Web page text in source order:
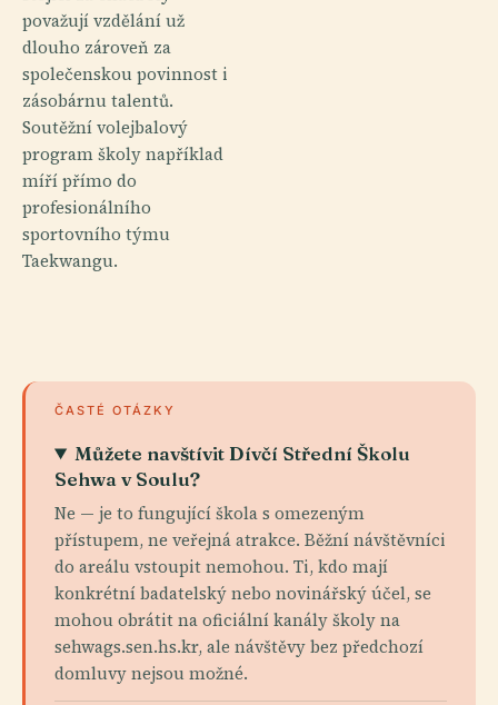
považují vzdělání už
dlouho zároveň za
společenskou povinnost i
zásobárnu talentů.
Soutěžní volejbalový
program školy například
míří přímo do
profesionálního
sportovního týmu
Taekwangu.
ČASTÉ OTÁZKY
Můžete navštívit Dívčí Střední Školu
Sehwa v Soulu?
Ne — je to fungující škola s omezeným
přístupem, ne veřejná atrakce. Běžní návštěvníci
do areálu vstoupit nemohou. Ti, kdo mají
konkrétní badatelský nebo novinářský účel, se
mohou obrátit na oficiální kanály školy na
sehwags.sen.hs.kr, ale návštěvy bez předchozí
domluvy nejsou možné.